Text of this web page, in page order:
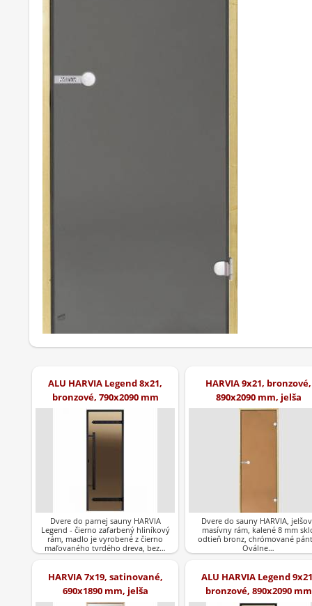
ALU HARVIA Legend 8x21,
bronzové, 790x2090 mm
Dvere do parnej sauny HARVIA
Legend - čierno zafarbený hliníkový
rám, madlo je vyrobené z čierno
maľovaného tvrdého dreva, bez…
HARVIA 9x21, bronzové,
890x2090 mm, jelša
Dvere do sauny HARVIA,
masívny rám, kalené 8 mm
odtieň bronz, chrómované
Oválne…
HARVIA 7x19, satinované,
690x1890 mm, jelša
ALU HARVIA Legend
bronzové, 890x2090 mm